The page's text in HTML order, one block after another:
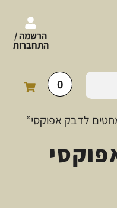
הרשמה /
התחברות
0
לדבק אפוקסי”